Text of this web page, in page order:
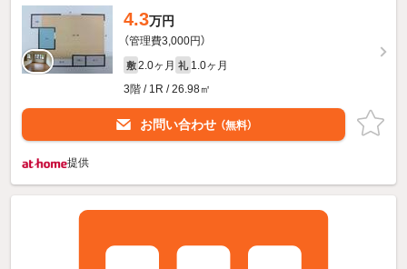
4.3万円
（管理費3,000円）
敷 2.0ヶ月 礼 1.0ヶ月
3階 / 1R / 26.98㎡
お問い合わせ （無料）
提供